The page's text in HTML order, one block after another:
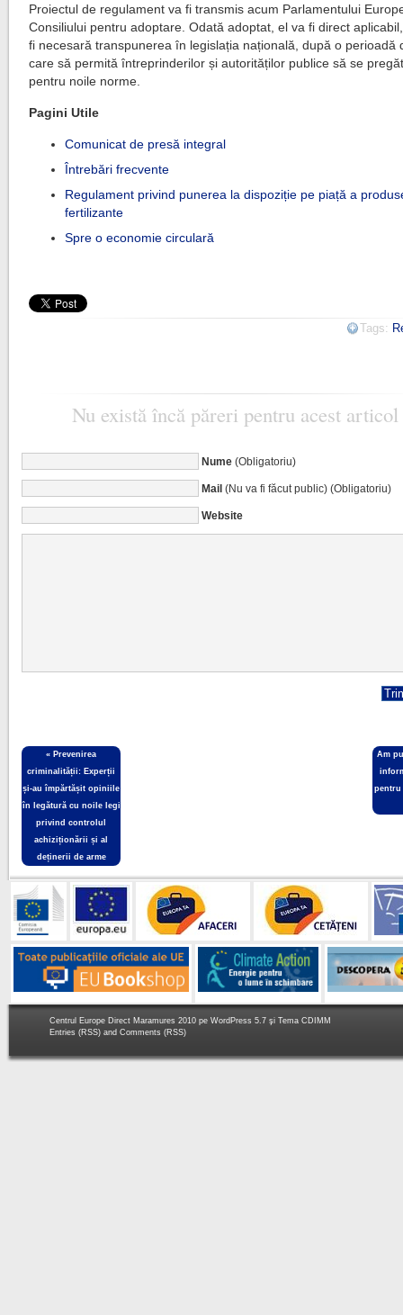
Proiectul de regulament va fi transmis acum Parlamentului
Consiliului pentru adoptare. Odată adoptat, el va fi direct
fi necesară transpunerea în legislația națională, după o perioadă
care să permită întreprinderilor și autorităților publice să se
pentru noile norme.
Pagini Utile
Comunicat de presă integral
Întrebări frecvente
Regulament privind punerea la dispoziție pe piață a
fertilizante
Spre o economie circulară
Tags:
Nu există încă păreri pentru acest articol
Nume(Obligatoriu)
Mail(Nu va fi făcut public) (Obligatoriu)
Website
« Prevenirea
criminalității: Experții
și-au împărtășit opiniile
în legătură cu noile legi
privind controlul
achiziționării și al
deținerii de arme
Am
pentru
Centrul Europe Direct Maramures 2010 pe WordPress 5.7 şi Tema CDIMM
Entries (RSS) and Comments (RSS)